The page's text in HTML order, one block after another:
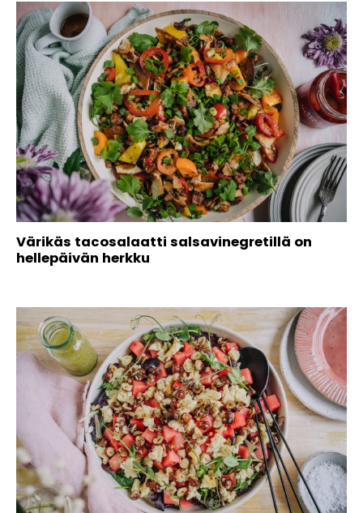
Värikäs tacosalaatti salsavinegretillä on
hellepäivän herkku